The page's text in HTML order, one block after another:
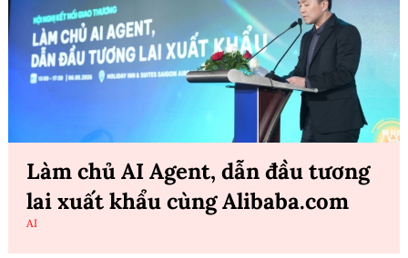
Làm chủ AI Agent, dẫn đầu tương
lai xuất khẩu cùng Alibaba.com
AI